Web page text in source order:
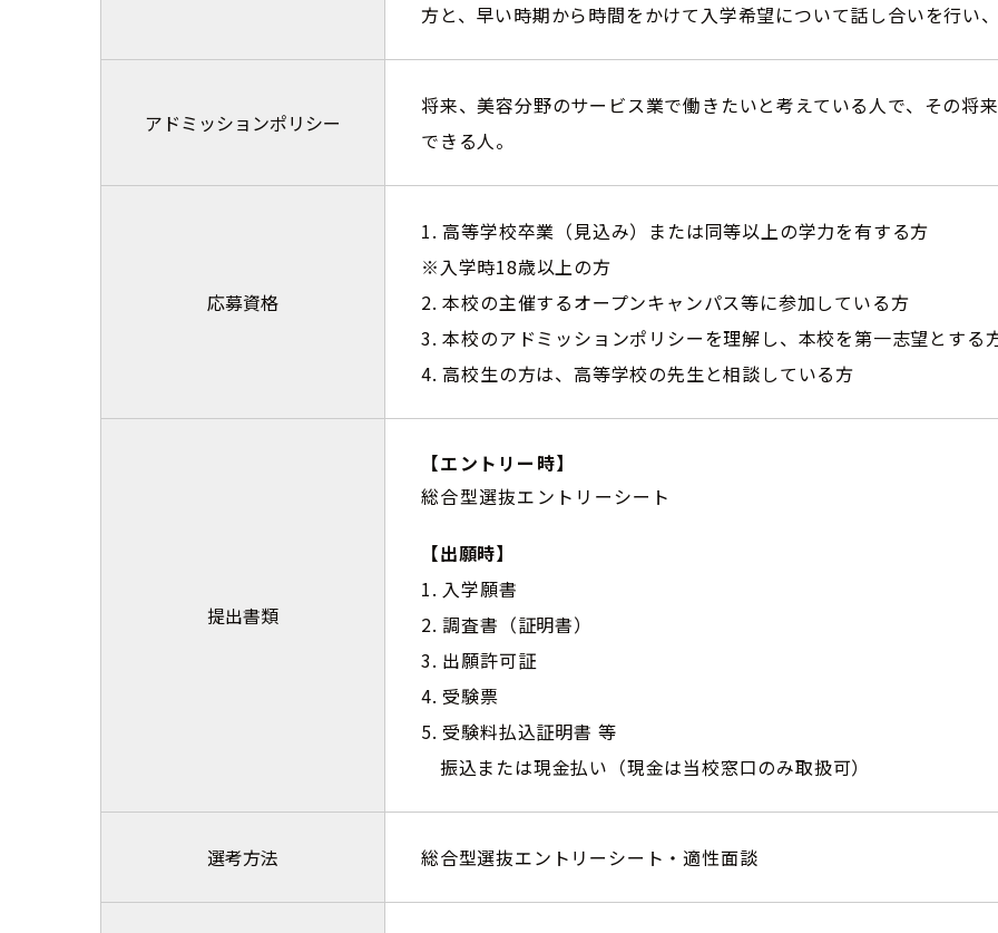
方と、早い時期から時間をかけて入学希望について話し合いを行い
アドミッションポリシー
将来、美容分野のサービス業で働きたいと考えている人で、その将
できる人。
応募資格
1. 高等学校卒業（見込み）または同等以上の学力を有する方
※入学時18歳以上の方
2. 本校の主催するオープンキャンパス等に参加している方
3. 本校のアドミッションポリシーを理解し、本校を第一志望とする
4. 高校生の方は、高等学校の先生と相談している方
提出書類
【エントリー時】
総合型選抜エントリーシート
【出願時】
1. 入学願書
2. 調査書（証明書）
3. 出願許可証
4. 受験票
5. 受験料払込証明書 等
振込または現金払い（現金は当校窓口のみ取扱可）
選考方法 総合型選抜エントリーシート・適性面談